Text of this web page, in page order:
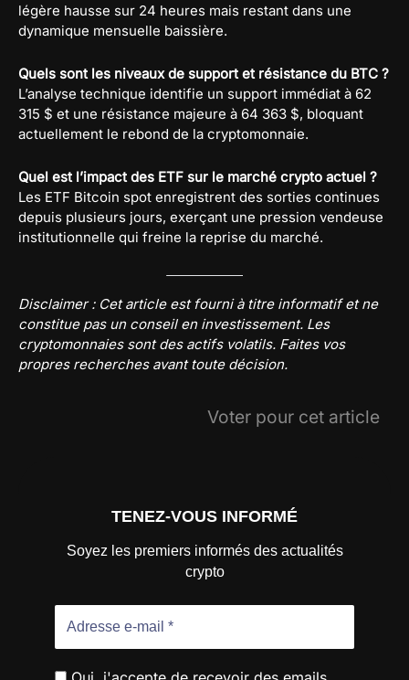
légère hausse sur 24 heures mais restant dans une
dynamique mensuelle baissière.
Quels sont les niveaux de support et résistance du BTC ?
L’analyse technique identifie un support immédiat à 62
315 $ et une résistance majeure à 64 363 $, bloquant
actuellement le rebond de la cryptomonnaie.
Quel est l’impact des ETF sur le marché crypto actuel ?
Les ETF Bitcoin spot enregistrent des sorties continues
depuis plusieurs jours, exerçant une pression vendeuse
institutionnelle qui freine la reprise du marché.
Disclaimer : Cet article est fourni à titre informatif et ne
constitue pas un conseil en investissement. Les
cryptomonnaies sont des actifs volatils. Faites vos
propres recherches avant toute décision.
Voter pour cet article
TENEZ-VOUS INFORMÉ
Soyez les premiers informés des actualités
crypto